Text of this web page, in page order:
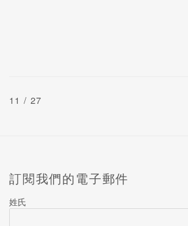
11 / 27
訂閱我們的電子郵件
姓氏